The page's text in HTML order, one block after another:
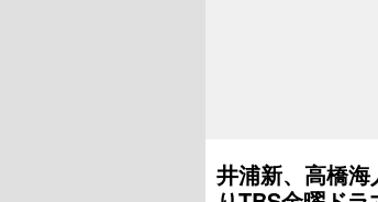
井浦新、高橋